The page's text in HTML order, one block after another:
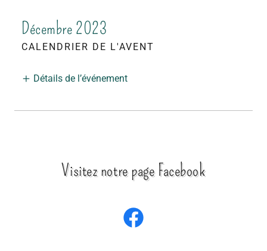
Décembre 2023
CALENDRIER DE L'AVENT
Détails de l’événement
Visitez notre page Facebook